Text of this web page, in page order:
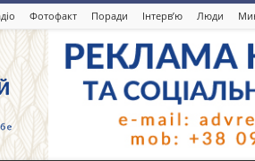
Фотофакт Поради Інтерв’ю Люди